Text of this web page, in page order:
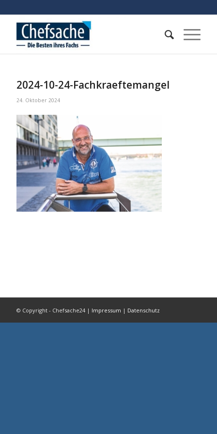
2024-10-24-Fachkraeftemangel
24. Oktober 2024
© Copyright - Chefsache24 | Impressum | Datenschutz